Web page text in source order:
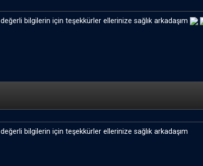
değerli bilgilerin için teşekkürler ellerinize sağlık arkadaşım
değerli bilgilerin için teşekkürler ellerinize sağlık arkadaşım